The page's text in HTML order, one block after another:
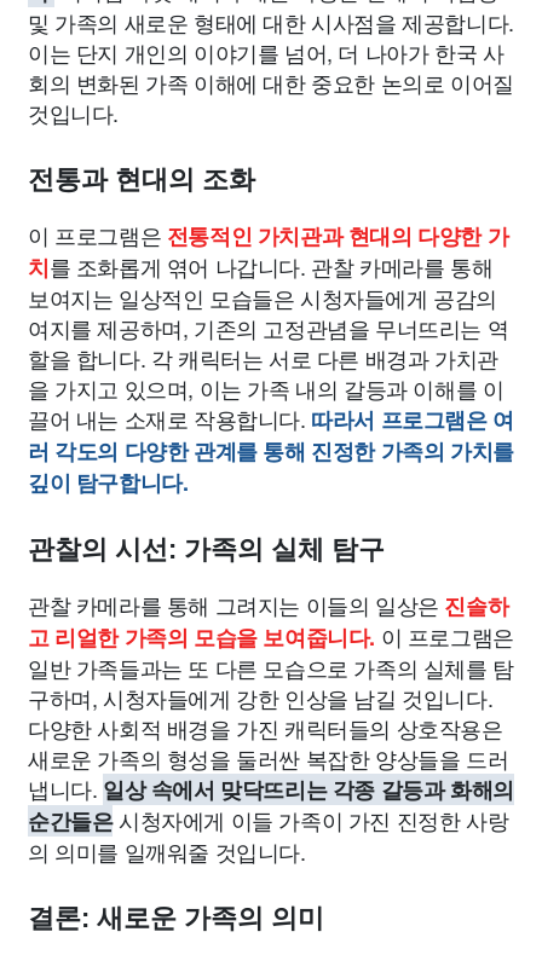
및 가족의 새로운 형태에 대한 시사점을 제공합니다.
이는 단지 개인의 이야기를 넘어, 더 나아가 한국 사
회의 변화된 가족 이해에 대한 중요한 논의로 이어질
것입니다.
전통과 현대의 조화
이 프로그램은 전통적인 가치관과 현대의 다양한 가
치를 조화롭게 엮어 나갑니다. 관찰 카메라를 통해
보여지는 일상적인 모습들은 시청자들에게 공감의
여지를 제공하며, 기존의 고정관념을 무너뜨리는 역
할을 합니다. 각 캐릭터는 서로 다른 배경과 가치관
을 가지고 있으며, 이는 가족 내의 갈등과 이해를 이
끌어 내는 소재로 작용합니다. 따라서 프로그램은 여
러 각도의 다양한 관계를 통해 진정한 가족의 가치를
깊이 탐구합니다.
관찰의 시선: 가족의 실체 탐구
관찰 카메라를 통해 그려지는 이들의 일상은 진솔하
고 리얼한 가족의 모습을 보여줍니다. 이 프로그램은
일반 가족들과는 또 다른 모습으로 가족의 실체를 탐
구하며, 시청자들에게 강한 인상을 남길 것입니다.
다양한 사회적 배경을 가진 캐릭터들의 상호작용은
새로운 가족의 형성을 둘러싼 복잡한 양상들을 드러
냅니다. 일상 속에서 맞닥뜨리는 각종 갈등과 화해의
순간들은시청자에게 이들 가족이 가진 진정한 사랑
의 의미를 일깨워줄 것입니다.
결론: 새로운 가족의 의미